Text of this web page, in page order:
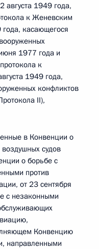
августа 1949 года,
к Женевским
касающегося
1977 года и
к
1949 года,
конфликтов
II),
в Конвенции о
судов
о борьбе с
против
от 23 сентября
с незаконными
Конвенцию
направленными